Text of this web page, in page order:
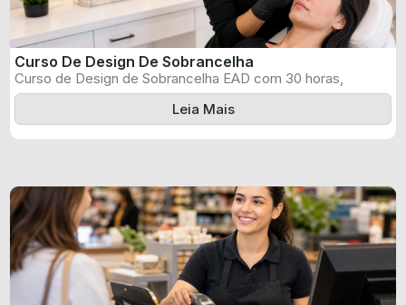
Curso De Design De Sobrancelha
Curso de Design de Sobrancelha EAD com 30 horas,
certificado informado pelo produtor ...
Leia Mais